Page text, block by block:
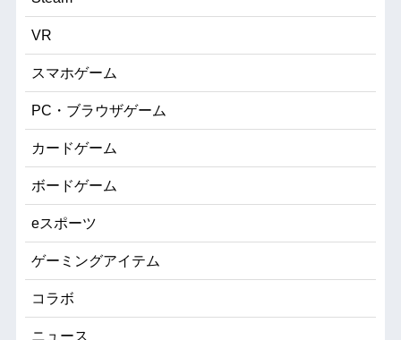
VR
スマホゲーム
PC・ブラウザゲーム
カードゲーム
ボードゲーム
eスポーツ
ゲーミングアイテム
コラボ
ニュース